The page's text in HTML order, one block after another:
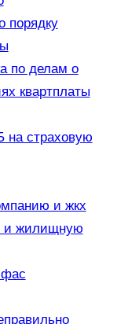
порядку
по делам о
квартплаты
на страховую
и жкх
и жилищную